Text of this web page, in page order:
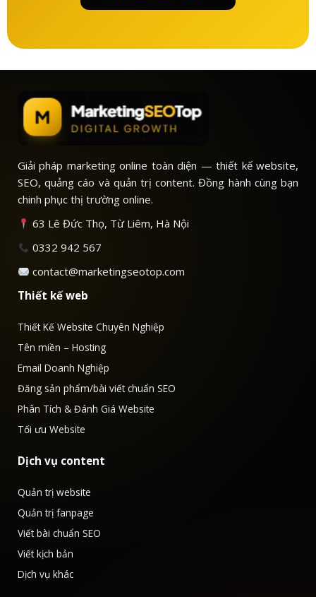
Giải pháp marketing online toàn diện — thiết kế website,
SEO, quảng cáo và quản trị content. Đồng hành cùng bạn
chinh phục thị trường online.
63 Lê Đức Thọ, Từ Liêm, Hà Nội
0332 942 567
contact@marketingseotop.com
Thiết kế web
Thiết Kế Website Chuyên Nghiệp
Tên miền – Hosting
Email Doanh Nghiệp
Đăng sản phẩm/bài viết chuẩn SEO
Phân Tích & Đánh Giá Website
Tối ưu Website
Dịch vụ content
Quản trị website
Quản trị fanpage
Viết bài chuẩn SEO
Viết kịch bản
Dịch vụ khác